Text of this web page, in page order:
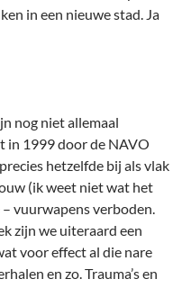
in een nieuwe stad. Ja
nog niet allemaal
in 1999 door de NAVO
hetzelfde bij als vlak
(ik weet niet wat het
vuurwapens verboden.
zijn we uiteraard een
voor effect al die nare
en zo. Trauma’s en